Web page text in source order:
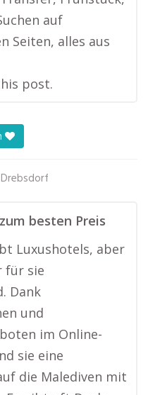
auf
Seiten, alles aus
post.
Drebsdorf
besten Preis
Luxushotels, aber
für sie
Dank
und
im Online-
sie eine
die Malediven mit